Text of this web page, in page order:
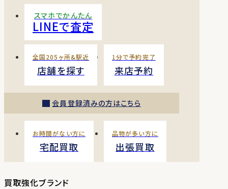
スマホでかんたん
LINEで査定
全国205ヶ所&駅近
店舗を探す
1分で予約完了
来店予約
会員登録済みの方はこちら
お時間がない方に
宅配買取
品物が多い方に
出張買取
買取強化ブランド